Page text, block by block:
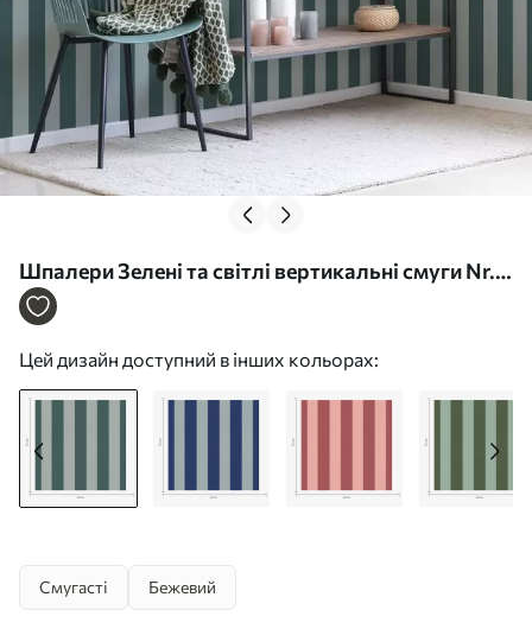
Шпалери Зелені та світлі вертикальні смуги Nr.
a01179v1
Цей дизайн доступний в інших кольорах:
Смугасті Бежевий